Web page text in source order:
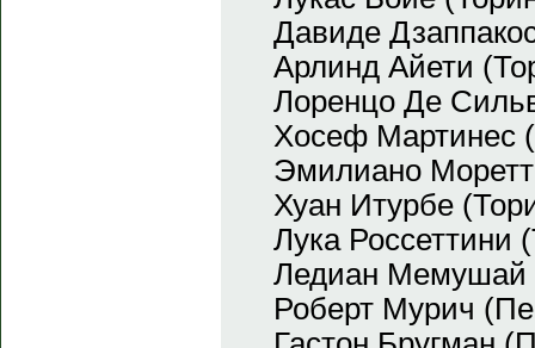
Давиде
Арлинд Айети
Лоренцо Де
Хосеф Мартинес
Эмилиано
Хуан Итурбе
Лука Россеттини
Ледиан Мемушай
Роберт Мурич